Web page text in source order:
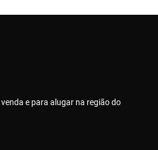
e para alugar na região do